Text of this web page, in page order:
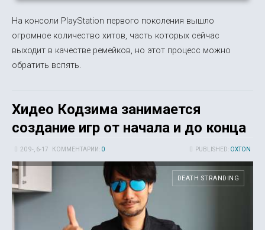
На консоли PlayStation первого поколения вышло
огромное количество хитов, часть которых сейчас
выходит в качестве ремейков, но этот процесс можно
обратить вспять.
Хидео Кодзима занимается
создание игр от начала и до конца
PUBLISHED: OXTON
20 9-, 6-17 КОММЕНТАРИИ: 0
DEATH STRANDING